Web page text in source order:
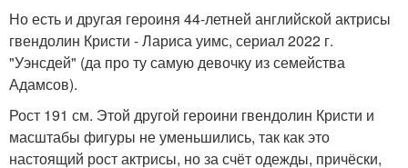
Но есть и другая героиня 44-летней английской актрисы
гвендолин Кристи - Лариса уимс, сериал 2022 г.
"Уэнсдей" (да про ту самую девочку из семейства
Адамсов).
Рост 191 см. Этой другой героини гвендолин Кристи и
масштабы фигуры не уменьшились, так как это
настоящий рост актрисы, но за счёт одежды, причёски,